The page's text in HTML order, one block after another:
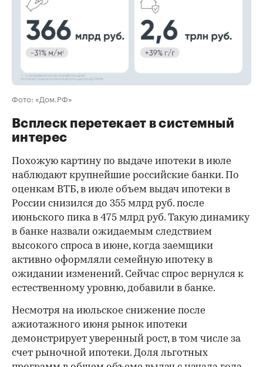
Фото: «Дом.РФ»
Всплеск перетекает в системный
интерес
Похожую картину по выдаче ипотеки в июле
наблюдают крупнейшие российские банки. По
оценкам ВТБ, в июле объем выдач ипотеки в
России снизился до 355 млрд руб. после
июньского пика в 475 млрд руб. Такую динамику
в банке назвали ожидаемым следствием
высокого спроса в июне, когда заемщики
активно оформляли семейную ипотеку в
ожидании изменений. Сейчас спрос вернулся к
естественному уровню, добавили в банке.
Несмотря на июльское снижение после
ажиотажного июня рынок ипотеки
демонстрирует уверенный рост, в том числе за
счет рыночной ипотеки. Доля льготных